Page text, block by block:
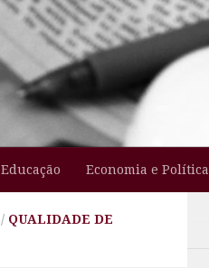
Educação Economia e Política
/ QUALIDADE DE